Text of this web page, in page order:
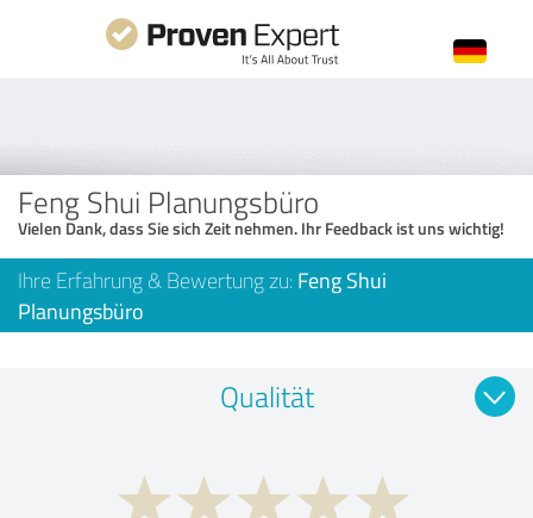
Feng Shui Planungsbüro
Vielen Dank, dass Sie sich Zeit nehmen. Ihr Feedback ist uns wichtig!
Ihre Erfahrung & Bewertung zu: Feng Shui
Planungsbüro
Qualität